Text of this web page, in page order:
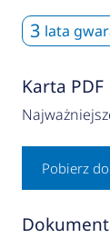
3 lata
Karta PDF
Pobierz